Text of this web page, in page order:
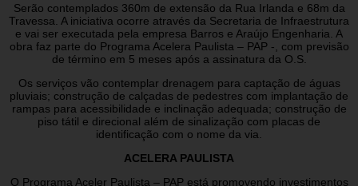
Serão contemplados 360m de extensão da Rua Irlanda e 68m da
Travessa. A iniciativa ocorre através da Secretaria de Infraestrutura
e vai ser executada pela empresa Barros e Araújo Engenharia. A
obra faz parte do Programa Acelera Paulista – PAP -, com previsão
de término em 5 meses após a assinatura da O.S.
Os serviços vão contemplar drenagem para captação de águas
pluviais; construção de calçadas de pedestres com implantação de
rampas para acessibilidade e inclinação adequada; construção de
piso tátil e direcional além de sinalização com placas de
identificação com o nome da via.
ACELERA PAULISTA
O Programa Aceler Paulista – PAP está promovendo investimentos